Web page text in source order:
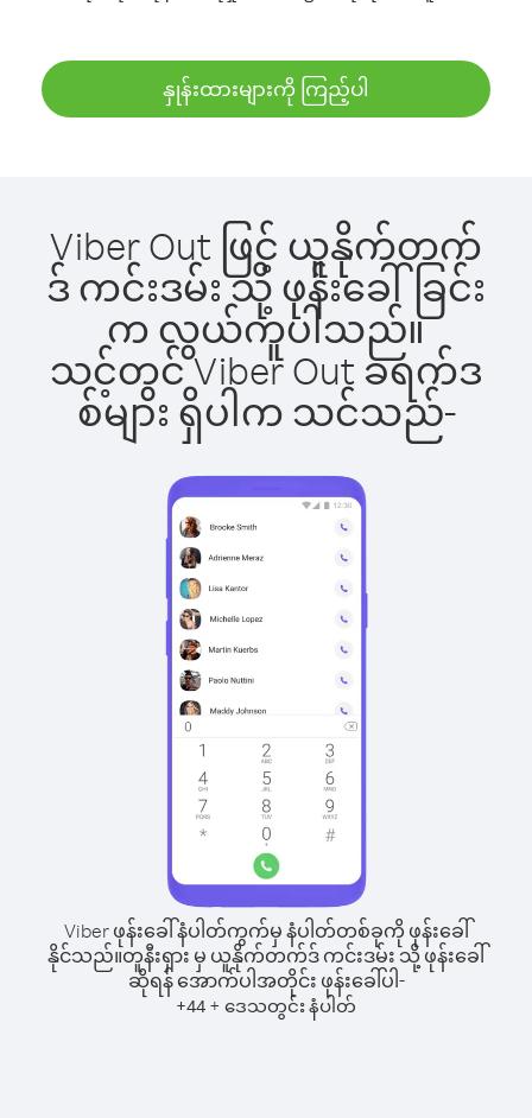
နှုန်းထားများကို ကြည့်ပါ
Viber Out ဖြင့် ယူနိုက်တက်
ဒ် ကင်းဒမ်း သို့ ဖုန်းခေါ်ခြင်း
က လွယ်ကူပါသည်။
သင့်တွင် Viber Out ခရက်ဒ
စ်များ ရှိပါက သင်သည်-
Viber ဖုန်းခေါ်နံပါတ်ကွက်မှ နံပါတ်တစ်ခုကို ဖုန်းခေါ်
နိုင်သည်။တူနီးရှား မှ ယူနိုက်တက်ဒ် ကင်းဒမ်း သို့ ဖုန်းခေါ်
ဆိုရန် အောက်ပါအတိုင်း ဖုန်းခေါ်ပါ-
+44 + ဒေသတွင်း နံပါတ်